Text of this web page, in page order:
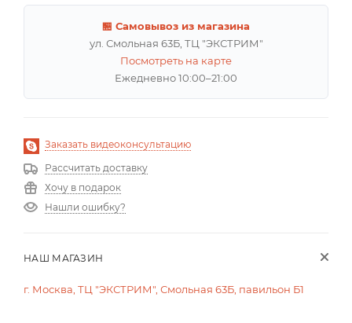
🏪 Самовывоз из магазина
ул. Смольная 63Б, ТЦ "ЭКСТРИМ"
Посмотреть на карте
Ежедневно 10:00–21:00
Заказать видеоконсультацию
Рассчитать доставку
Хочу в подарок
Нашли ошибку?
НАШ МАГАЗИН
г. Москва, ТЦ "ЭКСТРИМ", Смольная 63Б, павильон Б1